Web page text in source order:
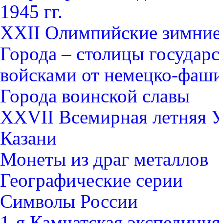
1945 гг.
XXII Олимпийские
Города – столицы
войсками от немецко-
Города воинской славы
XXVII Всемирная летняя
Казани
Монеты из драг металлов
Географические серии
Символы России